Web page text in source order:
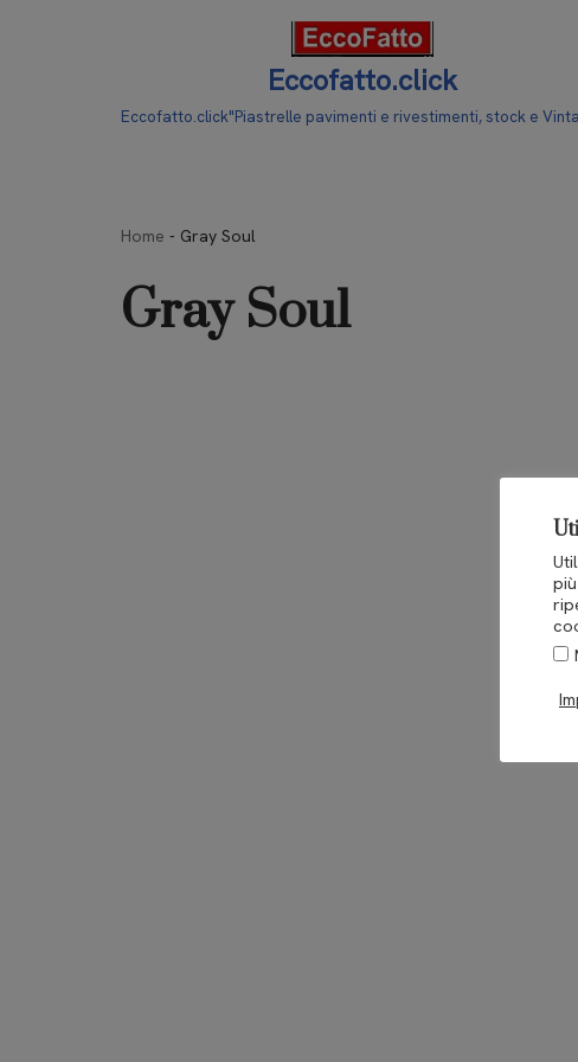
Eccofatto.click
Eccofatto.click"Piastrelle pavimenti e rivestimenti, stock e
Home - Gray Soul
Gray Soul